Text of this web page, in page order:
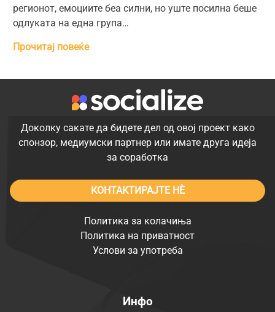
регионот, емоциите беа силни, но уште посилна беше
одлуката на една група…
Прочитај повеќе
Доколку сакате да бидете дел од овој проект како
спонзор, медиумски партнер или имате друга идеја
за соработка
КОНТАКТИРАЈТЕ НÈ
Политика за колачиња
Политика на приватност
Услови за употреба
Инфо